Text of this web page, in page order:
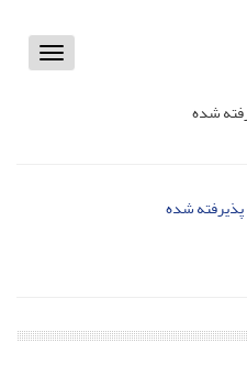
Toggle
شده
پذیرفته شده